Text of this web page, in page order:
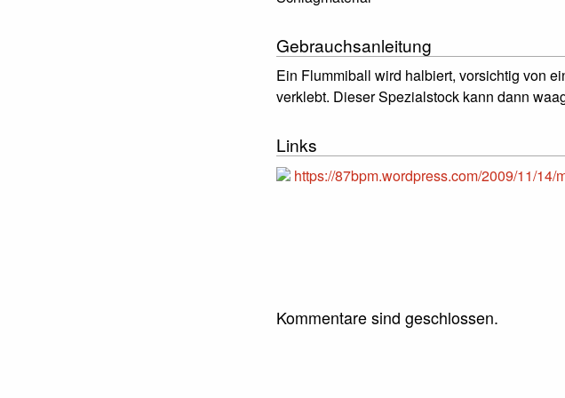
Gebrauchsanleitung
Ein Flummiball wird halbiert, vorsichtig von
verklebt. Dieser Spezialstock kann dann
Links
https://87bpm.wordpress.com/2009/11/14/
Kommentare sind geschlossen.